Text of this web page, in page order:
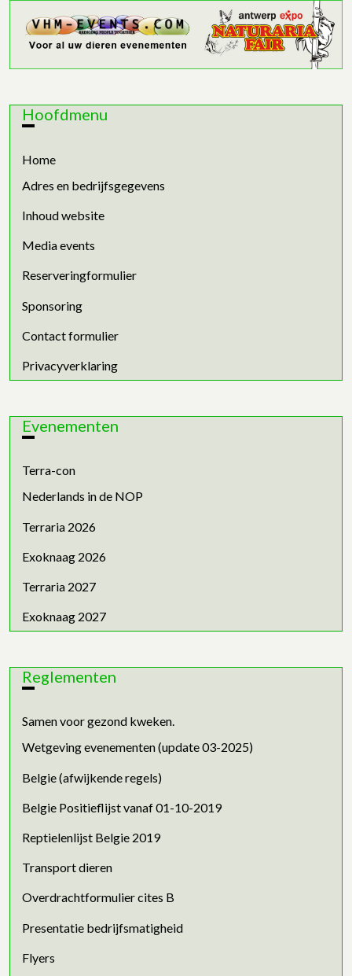
Hoofdmenu
Home
Adres en bedrijfsgegevens
Inhoud website
Media events
Reserveringformulier
Sponsoring
Contact formulier
Privacyverklaring
Evenementen
Terra-con
Nederlands in de NOP
Terraria 2026
Exoknaag 2026
Terraria 2027
Exoknaag 2027
Reglementen
Samen voor gezond kweken.
Wetgeving evenementen (update 03-2025)
Belgie (afwijkende regels)
Belgie Positieflijst vanaf 01-10-2019
Reptielenlijst Belgie 2019
Transport dieren
Overdrachtformulier cites B
Presentatie bedrijfsmatigheid
Flyers